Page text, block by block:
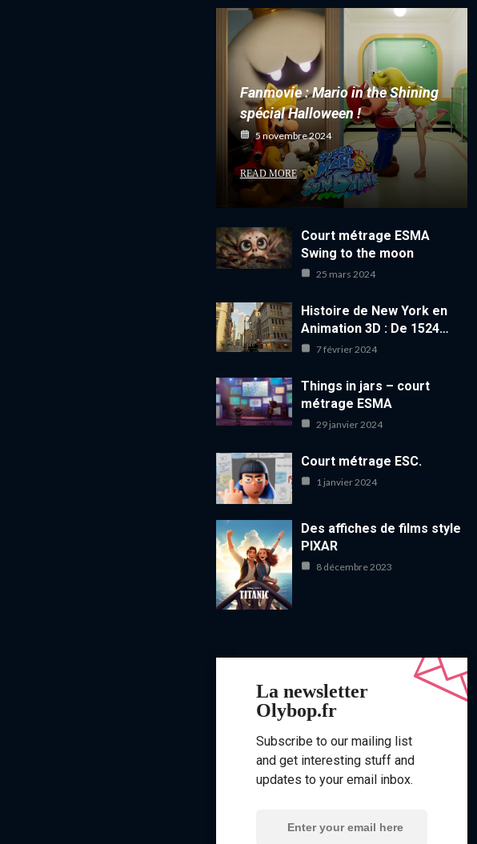
Fanmovie : Mario in the Shining
spécial Halloween !
5 novembre 2024
READ MORE
Court métrage ESMA
Swing to the moon
25 mars 2024
Histoire de New York en
Animation 3D : De 1524…
7 février 2024
Things in jars – court
métrage ESMA
29 janvier 2024
Court métrage ESC.
1 janvier 2024
Des affiches de films style
PIXAR
8 décembre 2023
La newsletter
Olybop.fr
Subscribe to our mailing list
and get interesting stuff and
updates to your email inbox.